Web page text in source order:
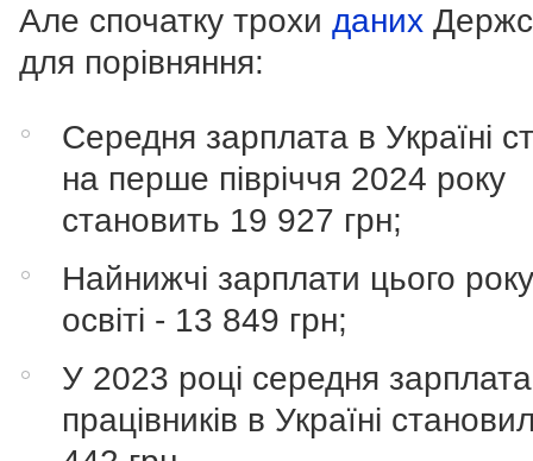
Але спочатку трохи даних
для порівняння:
Середня зарплата в Україні
на перше півріччя 2024 року
становить 19 927 грн;
Найнижчі зарплати цього
освіті - 13 849 грн;
У 2023 році середня зарплата
працівників в Україні